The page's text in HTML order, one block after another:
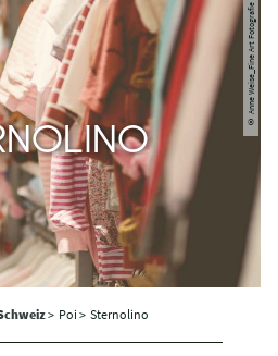
© Anne Weise_Fine Art Fotografie
> Poi > Sternolino